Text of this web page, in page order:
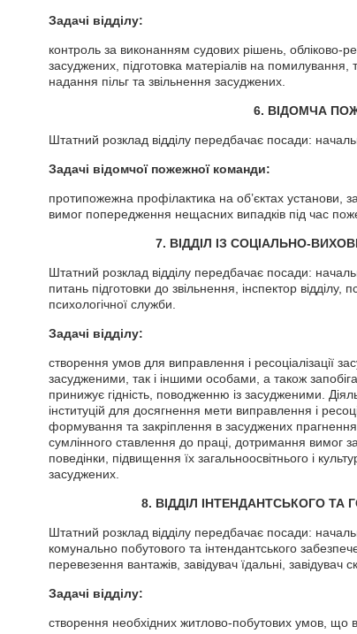
Задачі відділу:
контроль за виконанням судових рішень, обліково-
засуджених, підготовка матеріалів на
надання пільг та звільнення засуджених.
6. ВІДОМЧА
Штатний розклад відділу передбачає посади:
Задачі відомчої пожежної команди:
протипожежна профілактика на об’єктах установи,
вимог попередження нещасних випадків під час
7. ВІДДІЛ ІЗ СОЦІАЛЬНО-
Штатний розклад відділу передбачає посади:
питань підготовки до звільнення, інспектор відділу,
психологічної служби.
Задачі відділу:
створення умов для виправлення і ресоціалізації
засудженими, так і іншими особами, а також
принижує гідність, поводженню із засудженими.
інституцій для досягнення мети виправлення і
формування та закріплення в засуджених прагнення
сумлінного ставлення до праці, дотримання вимог
поведінки, підвищення їх загальноосвітнього і
засуджених.
8. ВІДДІЛ ІНТЕНДАНТСЬКОГО
Штатний розклад відділу передбачає посади:
комунально побутового та інтендантського
перевезення вантажів, завідувач їдальні, завідувач
Задачі відділу:
створення необхідних житлово-побутових умов, що